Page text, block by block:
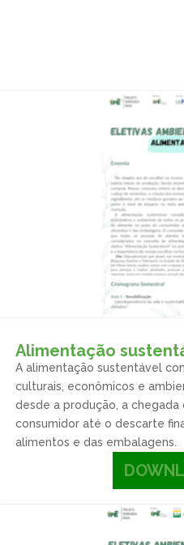
Alimentação
A alimentação sustentável
culturais, econômicos e
desde a produção, a
consumidor até o descarte
alimentos e das embalagens.